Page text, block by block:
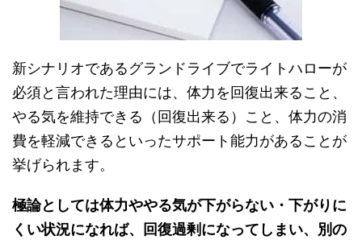
新シナリオであるグランドライブでライトハローが
必須と言われた理由には、体力を回復出来ること、
やる気を維持できる（回復出来る）こと、体力の消
費を軽減できるといったサポート能力があることが
挙げられます。
極論としては体力ややる気が下がらない・下がりに
くい状況になれば、回復過剰になってしまい、別の